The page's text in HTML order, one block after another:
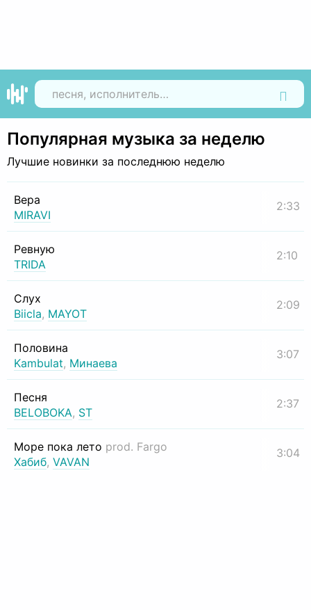
Популярная музыка за неделю
Лучшие новинки за последнюю неделю
Вера
MIRAVI
2:33
Ревную
TRIDA
2:10
Слух
Biicla, MAYOT
2:09
Половина
Kambulat, Минаева
3:07
Песня
BELOBOKA, ST
2:37
Море пока лето prod. Fargo
Хабиб, VAVAN
3:04